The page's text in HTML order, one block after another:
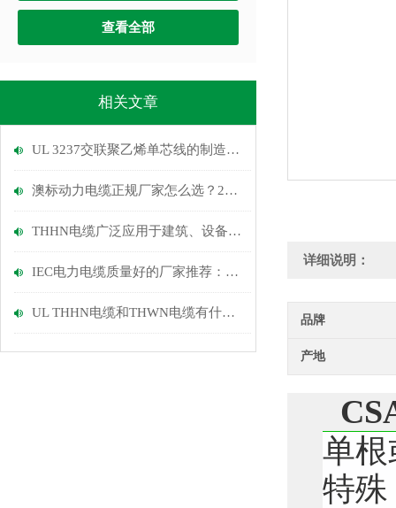
查看全部
相关文章
UL 3237交联聚乙烯单芯线的制造工艺和使用范围介绍
澳标动力电缆正规厂家怎么选？2026年供应商品质+选型避坑指南
THHN电缆广泛应用于建筑、设备与配电系统
IEC电力电缆质量好的厂家推荐：从资质、服务与案例深度评测
UL THHN电缆和THWN电缆有什么区别?
详细说明：
品牌
产地
单
特殊